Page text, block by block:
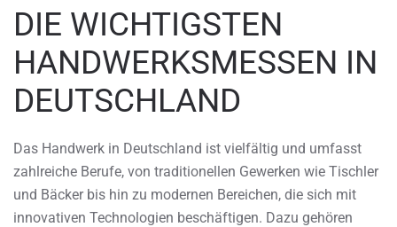
DIE WICHTIGSTEN
HANDWERKSMESSEN IN
DEUTSCHLAND
Das Handwerk in Deutschland ist vielfältig und umfasst
zahlreiche Berufe, von traditionellen Gewerken wie Tischler
und Bäcker bis hin zu modernen Bereichen, die sich mit
innovativen Technologien beschäftigen. Dazu gehören